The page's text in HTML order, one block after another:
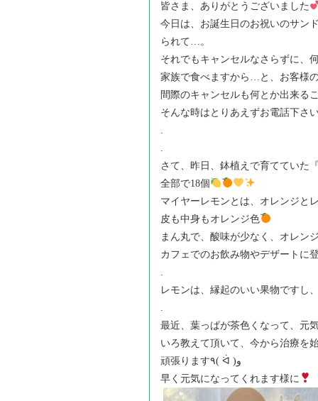
皆さま、ありがとうございました
今日は、お誕生日のお祝いのサン
られて…。
それでもキャンセルなさらずに、
家族で食べますから…と、お客様
間際のキャンセルも何とか出来る
そんな時はとりあえずお電話下さ
.
.
さて、昨日、鉢植えで育てていた
全部で18個
マイヤーレモンとは、オレンジと
皮も中身もオレンジ色
まん丸で、酸味が少なく、オレン
カフェでのお飲み物やデザートに
.
レモンは、縁起のいい果物ですし
.
最近、葉っぱが茶色くなって、元
いろ教えて頂いて、今から治療を
頑張ります٩( ᐛ )و
早く元気になってくれます様に